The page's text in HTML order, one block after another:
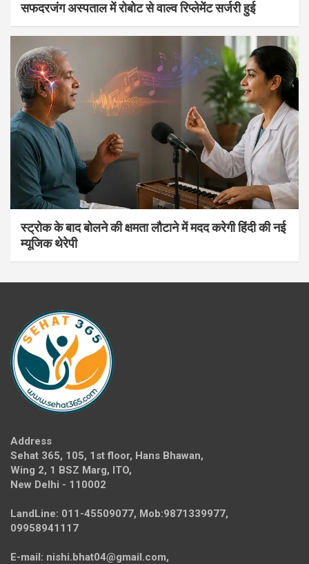
सफदरजंग अस्पताल में रोबोट से वाल्व रिप्लेमेंट सर्जरी हुई
स्ट्रोक के बाद बोलने की क्षमता लौटाने में मदद करेगी हिंदी की नई
म्यूजिक थेरेपी
Address
Sehat 365, 105, 1st floor, Hans Bhawan,
Wing 2, 1 BSZ Marg, ITO,
New Delhi - 110002
LandLine: 011-45509077, Mob:9871339977,
09958941117
E-mail: nishi.bhat04@gmail.com,